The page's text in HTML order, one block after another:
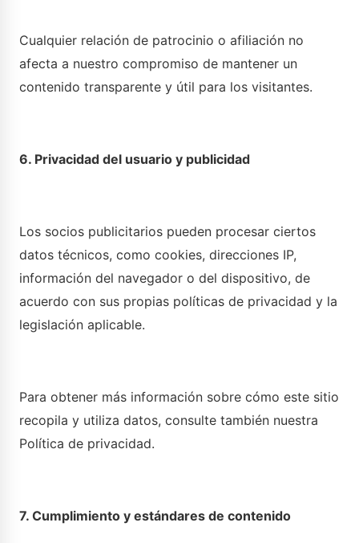
Cualquier relación de patrocinio o afiliación no
afecta a nuestro compromiso de mantener un
contenido transparente y útil para los visitantes.
6. Privacidad del usuario y publicidad
Los socios publicitarios pueden procesar ciertos
datos técnicos, como cookies, direcciones IP,
información del navegador o del dispositivo, de
acuerdo con sus propias políticas de privacidad y la
legislación aplicable.
Para obtener más información sobre cómo este sitio
recopila y utiliza datos, consulte también nuestra
Política de privacidad.
7. Cumplimiento y estándares de contenido